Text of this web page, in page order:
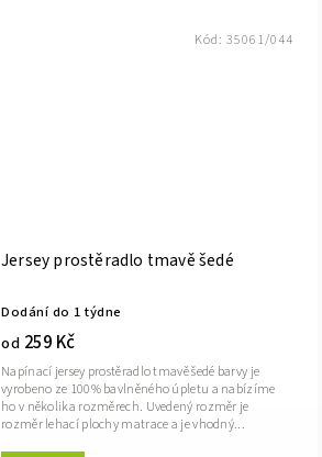
Jersey prostěradlo tmavě šedé
Dodání do 1 týdne
od 259 Kč
Napínací jersey prostěradlo tmavě šedé barvy je
vyrobeno ze 100% bavlněného úpletu a nabízíme
ho v několika rozměrech. Uvedený rozměr je
rozměr lehací plochy matrace a je vhodný...
Kód: 35061/044